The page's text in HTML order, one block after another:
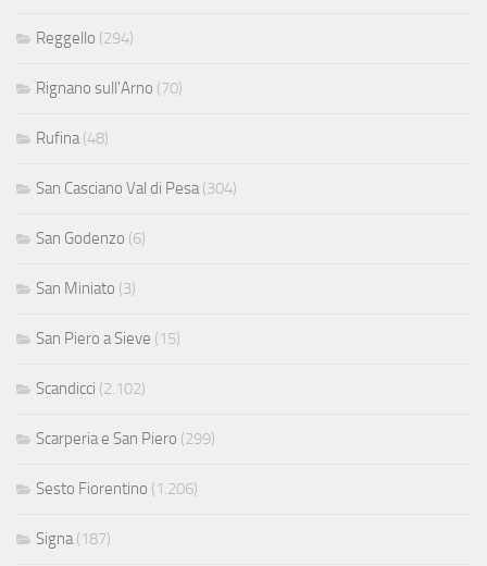
Reggello (294)
Rignano sull'Arno (70)
Rufina(48)
San Casciano Val di Pesa(304)
San Godenzo (6)
San Miniato (3)
San Piero a Sieve (15)
Scandicci (2.102)
Scarperia e San Piero (299)
Sesto Fiorentino (1.206)
Signa(187)